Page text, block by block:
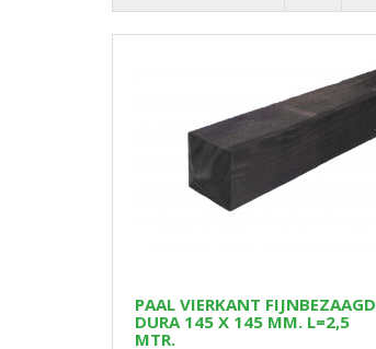
PAAL VIERKANT FIJNBEZAAGD
DURA 145 X 145 MM. L=2,5
MTR.